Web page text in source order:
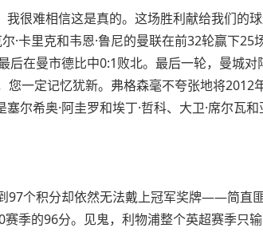
很难相信这是真的。这场胜利献给我们的
尔·卡里克和韦恩·鲁尼的曼联在前32轮赢
后在曼市德比中0:1败北。最后一轮，曼城
您一定记忆犹新。弗格森毫不夸张地将
尔希奥·阿圭罗和埃丁·哲科、大卫·席尔瓦和
97个积分却依然无法戴上冠军奖牌——简直
的96分。见鬼，利物浦整个英超赛季只